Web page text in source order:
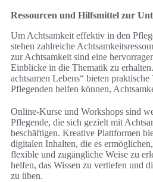
Ressourcen und Hilfsmittel zur
Um Achtsamkeit effektiv in den
stehen zahlreiche
zur Achtsamkeit sind eine
Einblicke in die Thematik zu
achtsamen Lebens“ bieten
Pflegenden helfen können,
Online-Kurse und Workshops sind
Pflegende, die sich gezielt mit
beschäftigen. Kreative Plattformen
digitalen Inhalten, die es
flexible und zugängliche Weise zu
helfen, das Wissen zu vertiefen und
zu üben.